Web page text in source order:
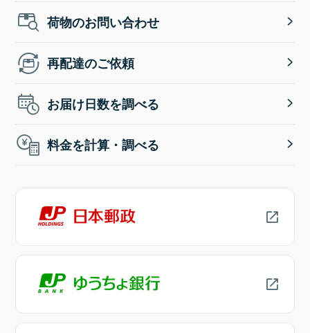
荷物のお問い合わせ
再配達のご依頼
お届け日数を調べる
料金を計算・調べる